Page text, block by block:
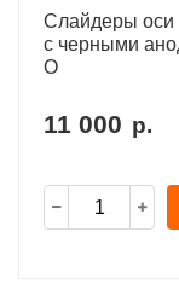
Слайдеры оси
с черными
O
11 000 р.